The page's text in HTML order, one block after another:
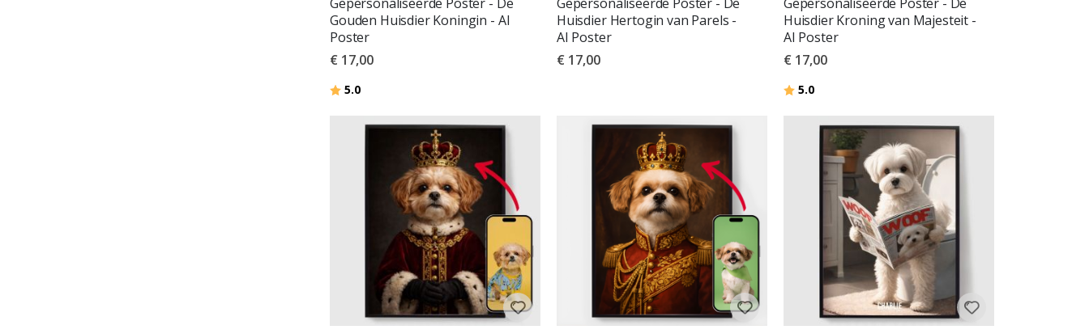
Gouden Huisdier Koningin - AI
Poster
€ 17,00
Beoordeling:
5.0
Huisdier Hertogin van Parels -
AI Poster
€ 17,00
Huisdier Kroning van Majesteit -
AI Poster
€ 17,00
Beoordeling:
5.0uit 5 sterren